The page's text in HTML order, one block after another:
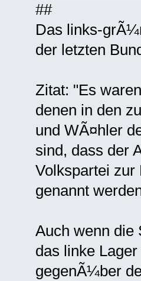
##
Das links-
der letzten
Zitat: "Es
denen in den
und WÃ¤hler
sind, dass der
Volkspartei zur
genannt
Auch wenn die
das linke
gegenÃ¼ber